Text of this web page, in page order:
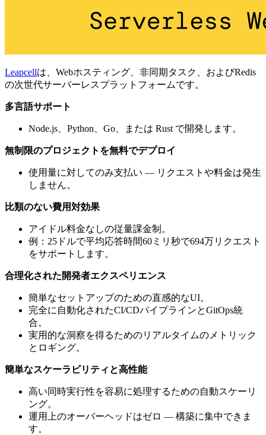
Leapcellは、Webホスティング、非同期タスク、およびRedis
の次世代サーバーレスプラットフォームです。
多言語サポート
Node.js、Python、Go、または Rust で開発します。
無制限のプロジェクトを無料でデプロイ
使用量に対してのみ支払い — リクエストや料金は発生
しません。
比類のない費用対効果
アイドル料金なしの従量課金制。
例：25ドルで平均応答時間60ミリ秒で694万リクエスト
をサポートします。
合理化された開発者エクスペリエンス
簡単なセットアップのための直感的なUI。
完全に自動化されたCI/CDパイプラインとGitOps統
合。
実用的な洞察を得るためのリアルタイムのメトリック
とロギング。
簡単なスケーラビリティと高性能
高い同時実行性を容易に処理するための自動スケーリ
ング。
運用上のオーバーヘッドはゼロ — 構築に集中できま
す。